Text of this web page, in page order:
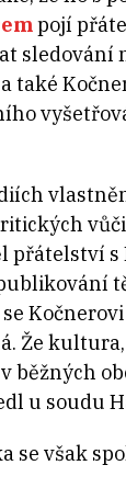
pojí
sledování
a také
přátelství s
Že
běžných
u soudu
se však